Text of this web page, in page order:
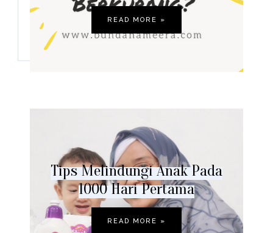
READ MORE »
Tips Melindungi Anak Pada
1000 Hari Pertama
READ MORE »